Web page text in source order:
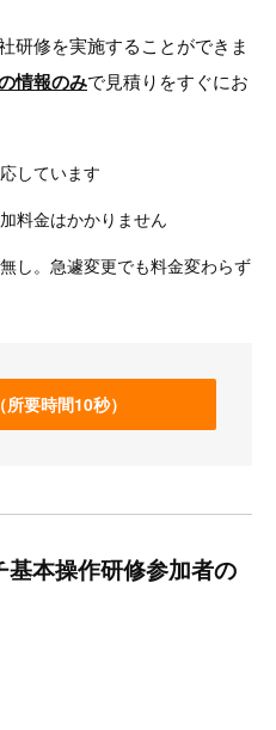
研修を実施することができま
情報のみで見積りをすぐにお
しています
料金はかかりません
し。急遽変更でも料金変わらず
要時間10秒）
本操作研修参加者の